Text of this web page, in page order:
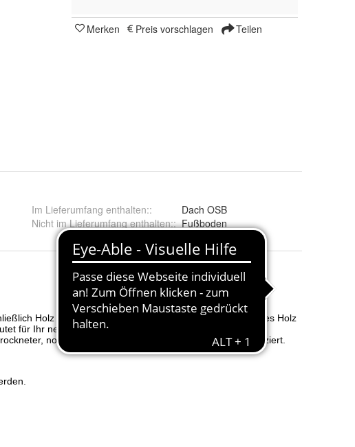
Merken Preis vorschlagen Teilen
Im Lieferumfang enthalten::
Dach OSB
Nicht im Lieferumfang enthalten:: Fußboden